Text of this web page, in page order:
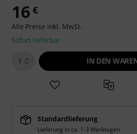
16 €
Alle Preise inkl. MwSt.
Sofort lieferbar
1 IN DEN
Standardlieferung
Lieferung in ca. 1-3 Werktagen